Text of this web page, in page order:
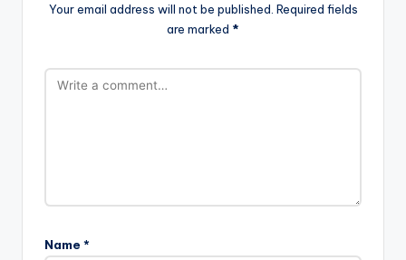
Your email address will not be published. Required fields
are marked *
Name *